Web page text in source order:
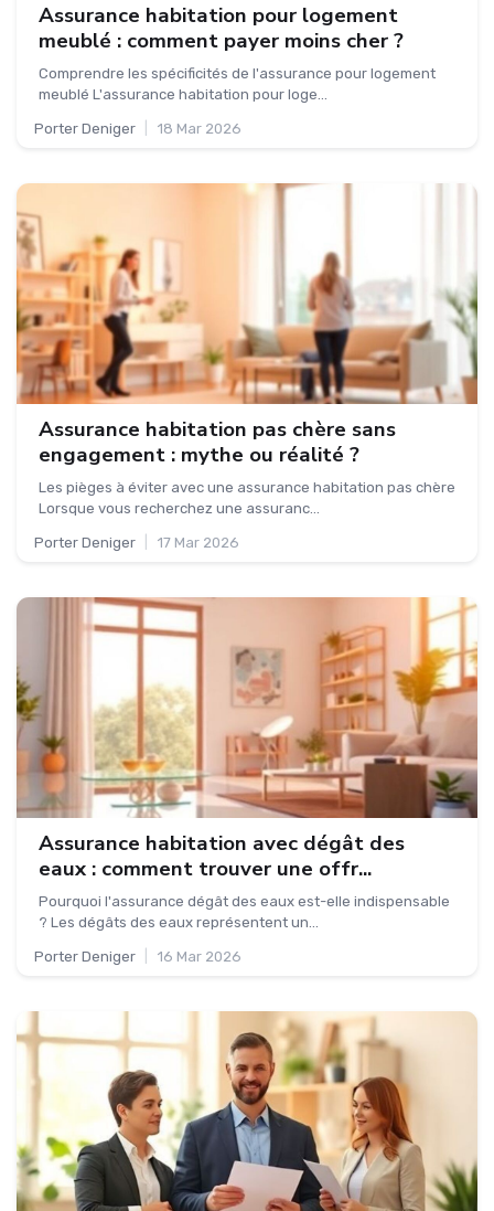
Assurance habitation pour logement
meublé : comment payer moins cher ?
Comprendre les spécificités de l'assurance pour logement
meublé L'assurance habitation pour loge...
Porter Deniger 18 Mar 2026
Assurance habitation pas chère sans
engagement : mythe ou réalité ?
Les pièges à éviter avec une assurance habitation pas chère
Lorsque vous recherchez une assuranc...
Porter Deniger 17 Mar 2026
Assurance habitation avec dégât des
eaux : comment trouver une offr...
Pourquoi l'assurance dégât des eaux est-elle indispensable
? Les dégâts des eaux représentent un...
Porter Deniger 16 Mar 2026